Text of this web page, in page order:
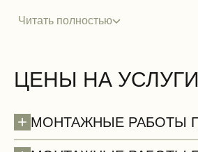
Читать полностью
ЦЕНЫ НА УСЛУГИ
+ МОНТАЖНЫЕ РАБОТЫ